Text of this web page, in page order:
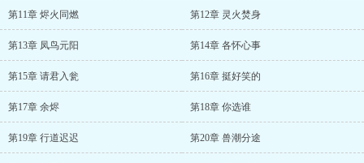
第11章 烬火同燃 第12章 灵火焚身
第13章 凤鸟元阳 第14章 各怀心事
第15章 请君入瓮 第16章 挺好笑的
第17章 余烬 第18章 你选谁
第19章 行道迟迟 第20章 兽潮分途